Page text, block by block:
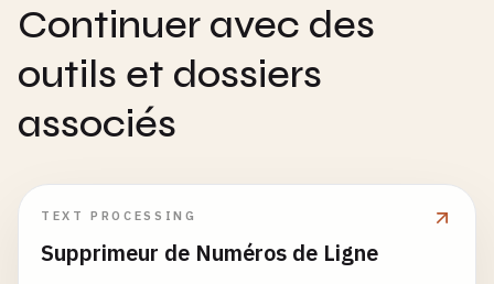
Continuer avec des
outils et dossiers
associés
TEXT PROCESSING
Supprimeur de Numéros de Ligne